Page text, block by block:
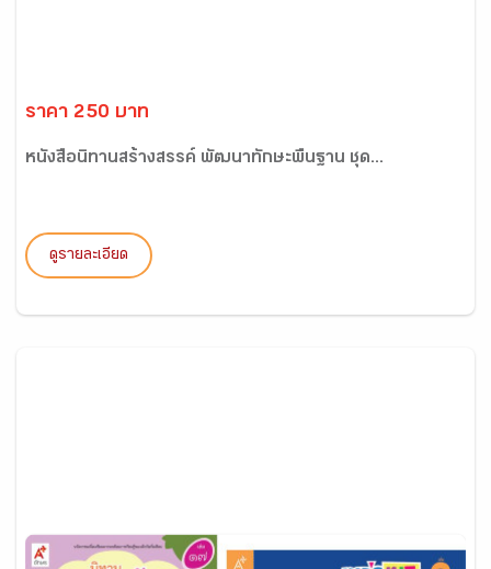
ราคา 250 บาท
หนังสือนิทานสร้างสรรค์ พัฒนาทักษะพื้นฐาน ชุด...
ดูรายละเอียด